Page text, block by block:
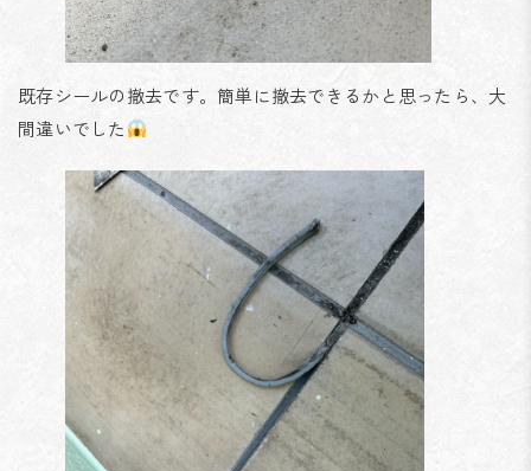
既存シールの撤去です。簡単に撤去できるかと思ったら、大
間違いでした